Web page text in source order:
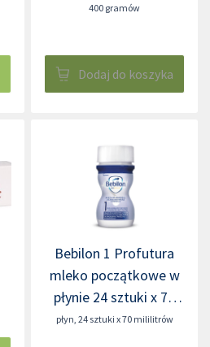
400 gramów
Dodaj do koszyka
Bebilon 1 Profutura
mleko początkowe w
płynie 24 sztuki x 70
mililitrów
płyn, 24 sztuki x 70 mililitrów